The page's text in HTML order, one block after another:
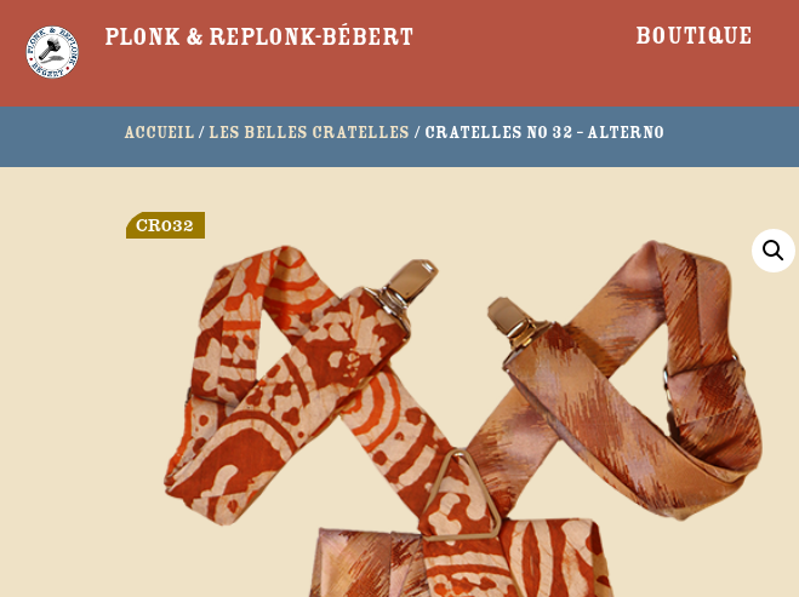
Plonk & Replonk-Bébert Boutique
Accueil / Les belles Cratelles / Cratelles No 32 – Alterno
CR032